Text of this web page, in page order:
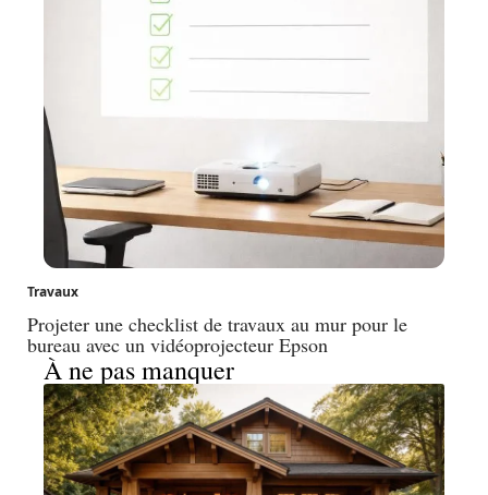
Travaux
Projeter une checklist de travaux au mur pour le
bureau avec un vidéoprojecteur Epson
À ne pas manquer